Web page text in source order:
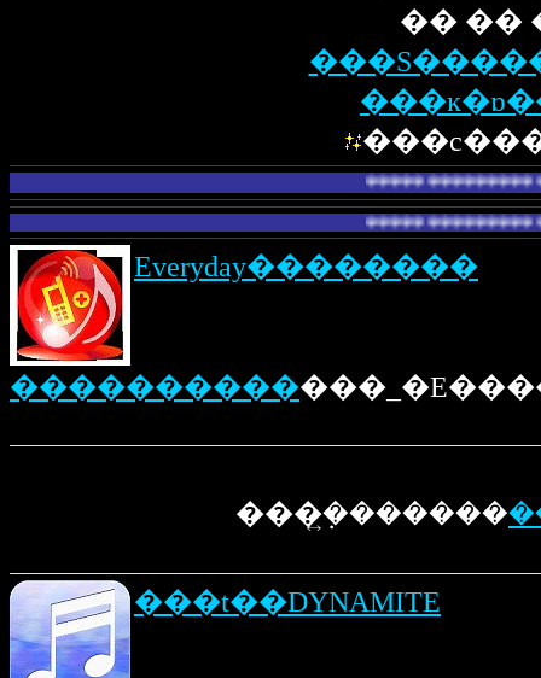
�� ��
Everyday��������
����������
���݂͍�������
���t��DYNAMITE